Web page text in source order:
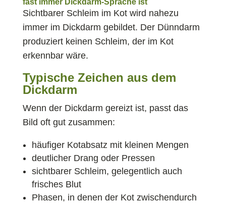
fast immer Dickdarm-Sprache ist
Sichtbarer Schleim im Kot wird nahezu
immer im Dickdarm gebildet. Der Dünndarm
produziert keinen Schleim, der im Kot
erkennbar wäre.
Typische Zeichen aus dem
Dickdarm
Wenn der Dickdarm gereizt ist, passt das
Bild oft gut zusammen:
häufiger Kotabsatz mit kleinen Mengen
deutlicher Drang oder Pressen
sichtbarer Schleim, gelegentlich auch
frisches Blut
Phasen, in denen der Kot zwischendurch